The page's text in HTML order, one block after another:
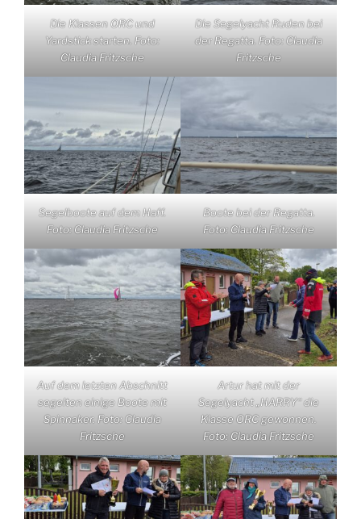
Die Klassen ORC und
Yardstick starten. Foto:
Claudia Fritzsche
Die Segelyacht Ruden bei
der Regatta. Foto: Claudia
Fritzsche
Segelboote auf dem Haff.
Foto: Claudia Fritzsche
Boote bei der Regatta.
Foto: Claudia Fritzsche
Auf dem letzten Abschnitt
segelten einige Boote mit
Spinnaker. Foto: Claudia
Fritzsche
Artur hat mit der
Segelyacht „HARRY“ die
Klasse ORC gewonnen.
Foto: Claudia Fritzsche